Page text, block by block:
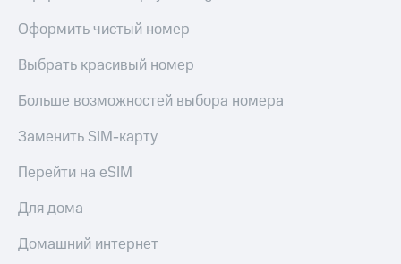
Оформить чистый номер
Выбрать красивый номер
Больше возможностей выбора номера
Заменить SIM-карту
Перейти на eSIM
Для дома
Домашний интернет